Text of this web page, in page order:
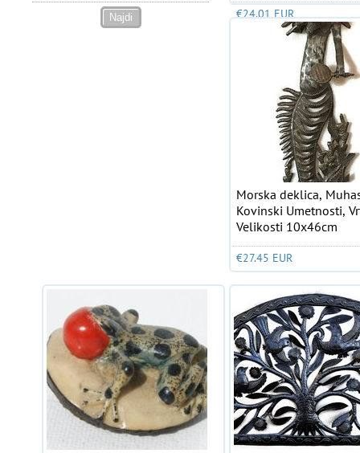
€24.01 EUR
Morska deklica,
Kovinski Umetnosti,
Velikosti 10x46cm
€27.45 EUR